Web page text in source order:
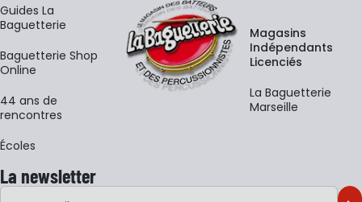
Guides La
Baguetterie
Baguetterie Shop
Online
44 ans de
rencontres
Écoles
Magasins
Indépendants
Licenciés
La Baguetterie
Marseille
La newsletter
Adresse e-mail